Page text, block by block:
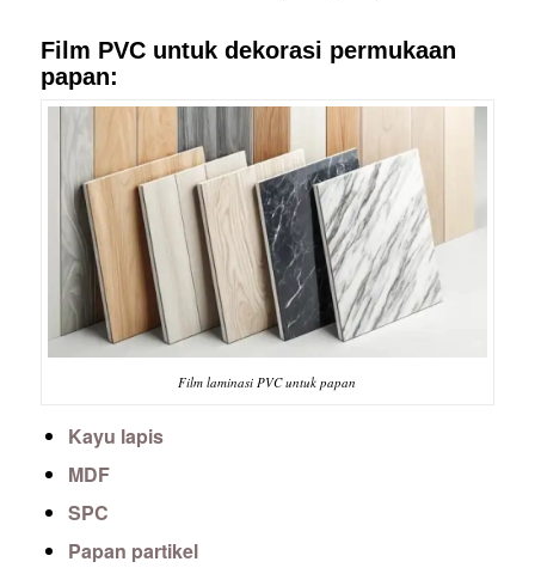
Film PVC untuk dekorasi permukaan
papan:
Film laminasi PVC untuk papan
Kayu lapis
MDF
SPC
Papan partikel